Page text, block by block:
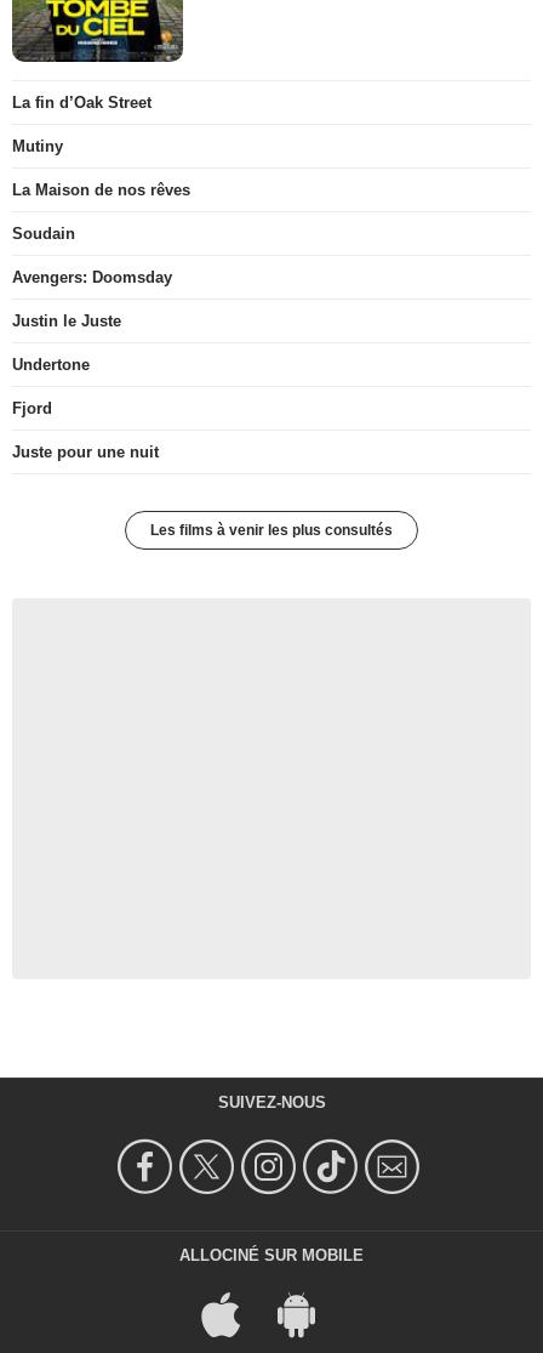
La fin d’Oak Street
Mutiny
La Maison de nos rêves
Soudain
Avengers: Doomsday
Justin le Juste
Undertone
Fjord
Juste pour une nuit
Les films à venir les plus consultés
SUIVEZ-NOUS
ALLOCINÉ SUR MOBILE